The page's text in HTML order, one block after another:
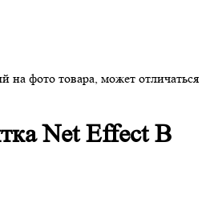
на фото товара, может отличаться
NetEffect B